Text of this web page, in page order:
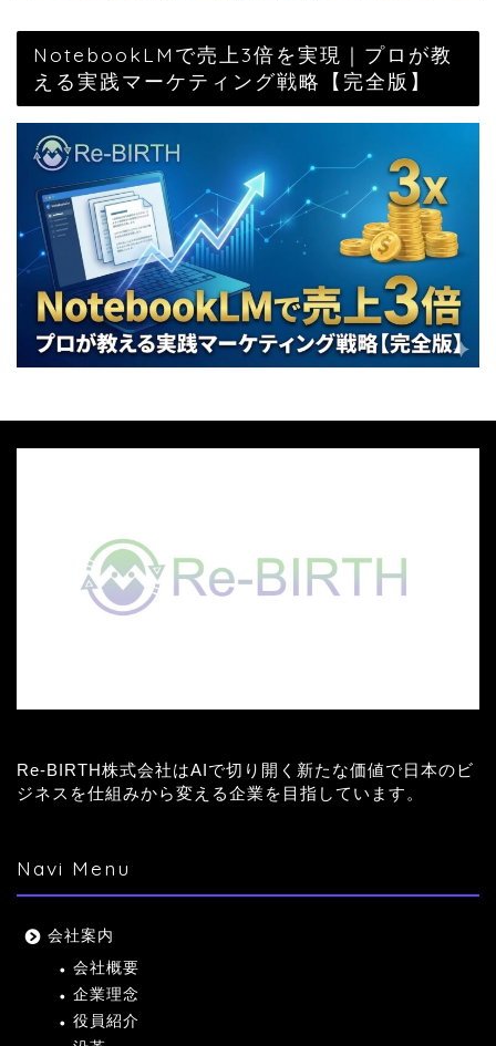
NotebookLMで売上3倍を実現｜プロが教
える実践マーケティング戦略【完全版】
Re-BIRTH株式会社はAIで切り開く新たな価値で日本のビ
ジネスを仕組みから変える企業を目指しています。
Navi Menu
会社案内
会社概要
企業理念
役員紹介